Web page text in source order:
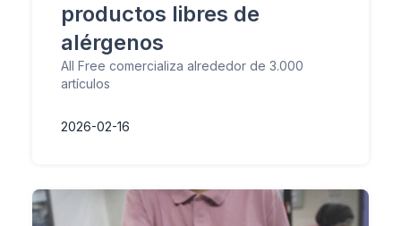
productos libres de
alérgenos
All Free comercializa alrededor de 3.000
artículos
2026-02-16